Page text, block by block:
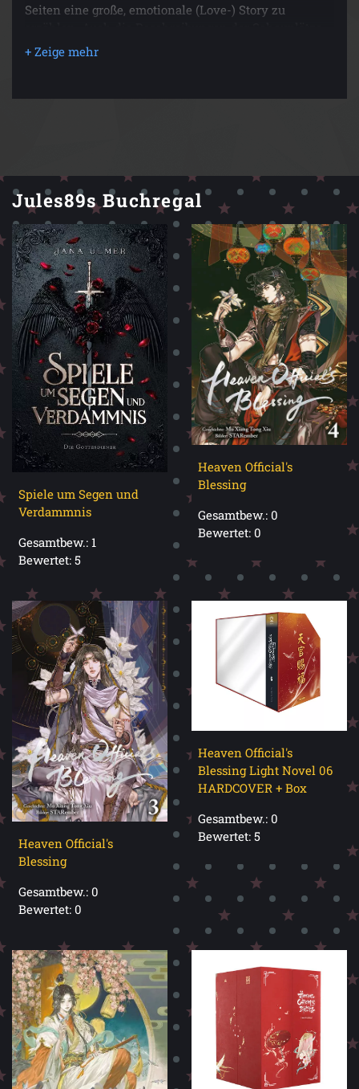
Seiten eine große, emotionale (Love-) Story zu
sind sehr beeindruckend und bildgewaltig.
Jules89s Buchregal
Spiele um Segen und
Verdammnis
Gesamtbew.: 1
Bewertet: 5
Heaven Official's
Blessing
Gesamtbew.: 0
Bewertet: 0
Heaven Official's
Blessing
Gesamtbew.: 0
Bewertet: 0
Heaven Official's
Blessing Light Novel 06
HARDCOVER + Box
Gesamtbew.: 0
Bewertet: 5